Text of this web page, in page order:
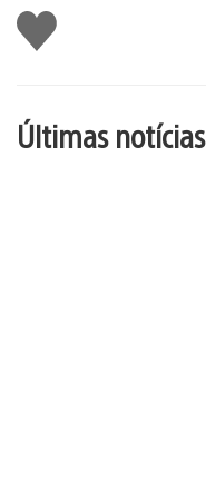
Curtir
Últimas notícias